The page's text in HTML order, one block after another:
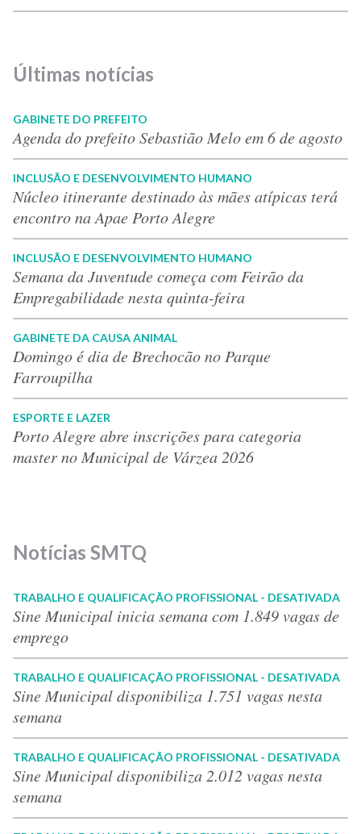
Últimas notícias
GABINETE DO PREFEITO
Agenda do prefeito Sebastião Melo em 6 de agosto
INCLUSÃO E DESENVOLVIMENTO HUMANO
Núcleo itinerante destinado às mães atípicas terá
encontro na Apae Porto Alegre
INCLUSÃO E DESENVOLVIMENTO HUMANO
Semana da Juventude começa com Feirão da
Empregabilidade nesta quinta-feira
GABINETE DA CAUSA ANIMAL
Domingo é dia de Brechocão no Parque
Farroupilha
ESPORTE E LAZER
Porto Alegre abre inscrições para categoria
master no Municipal de Várzea 2026
Notícias SMTQ
TRABALHO E QUALIFICAÇÃO PROFISSIONAL - DESATIVADA
Sine Municipal inicia semana com 1.849 vagas de
emprego
TRABALHO E QUALIFICAÇÃO PROFISSIONAL - DESATIVADA
Sine Municipal disponibiliza 1.751 vagas nesta
semana
TRABALHO E QUALIFICAÇÃO PROFISSIONAL - DESATIVADA
Sine Municipal disponibiliza 2.012 vagas nesta
semana